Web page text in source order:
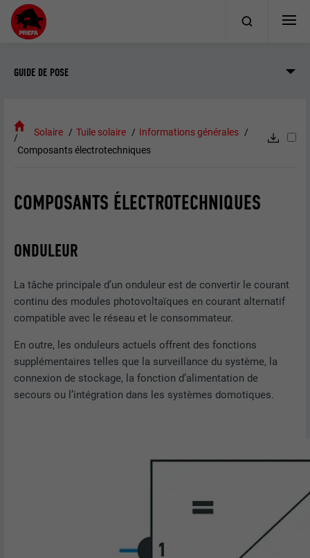
GUIDE DE POSE
Solaire Tuile solaire
Informations générales
Composants électrotechniques
COMPOSANTS ÉLECTROTECHNIQUES
ONDULEUR
La tâche principale d’un onduleur est de convertir le courant
continu des modules photovoltaïques en courant alternatif
compatible avec le réseau et le consommateur.
En outre, les onduleurs actuels offrent des fonctions
supplémentaires telles que la surveillance du système, la
connexion de stockage, la fonction d’alimentation de
secours ou l’intégration dans les systèmes domotiques.